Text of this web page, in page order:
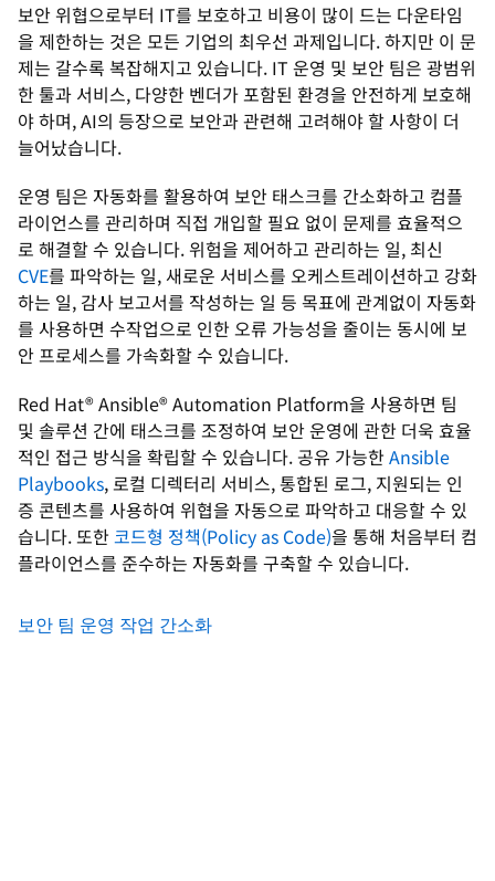
보안 위협으로부터 IT를 보호하고 비용이 많이 드는 다운타임
을 제한하는 것은 모든 기업의 최우선 과제입니다. 하지만 이 문
제는 갈수록 복잡해지고 있습니다. IT 운영 및 보안 팀은 광범위
한 툴과 서비스, 다양한 벤더가 포함된 환경을 안전하게 보호해
야 하며, AI의 등장으로 보안과 관련해 고려해야 할 사항이 더
늘어났습니다.
운영 팀은 자동화를 활용하여 보안 태스크를 간소화하고 컴플
라이언스를 관리하며 직접 개입할 필요 없이 문제를 효율적으
로 해결할 수 있습니다. 위험을 제어하고 관리하는 일, 최신
CVE를 파악하는 일, 새로운 서비스를 오케스트레이션하고 강화
하는 일, 감사 보고서를 작성하는 일 등 목표에 관계없이 자동화
를 사용하면 수작업으로 인한 오류 가능성을 줄이는 동시에 보
안 프로세스를 가속화할 수 있습니다.
Red Hat® Ansible® Automation Platform을 사용하면 팀
및 솔루션 간에 태스크를 조정하여 보안 운영에 관한 더욱 효율
적인 접근 방식을 확립할 수 있습니다. 공유 가능한Ansible
Playbooks, 로컬 디렉터리 서비스, 통합된 로그, 지원되는 인
증 콘텐츠를 사용하여 위협을 자동으로 파악하고 대응할 수 있
습니다. 또한코드형 정책(Policy as Code)을 통해 처음부터 컴
플라이언스를 준수하는 자동화를 구축할 수 있습니다.
보안 팀 운영 작업 간소화